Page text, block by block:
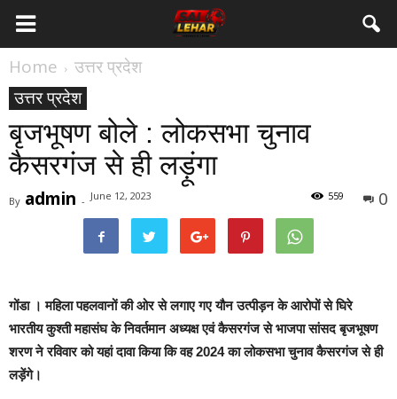
Home
उत्तर प्रदेश
उत्तर प्रदेश
बृजभूषण बोले : लोकसभा चुनाव
कैसरगंज से ही लड़ूंगा
By admin - June 12, 2023 0
559
गोंडा ।महिला पहलवानों की ओर से लगाए गए यौन उत्पीड़न के आरोपों से घिरे
भारतीय कुश्ती महासंघ के निवर्तमान अध्यक्ष एवं कैसरगंज से भाजपा सांसद बृजभूषण
शरण ने रविवार को यहां दावा किया कि वह 2024 का लोकसभा चुनाव कैसरगंज से ही
लड़ेंगे।